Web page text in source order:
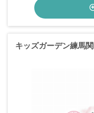
キッズガーデン練馬